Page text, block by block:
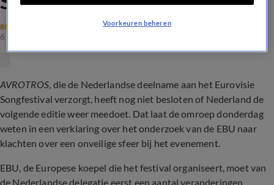
BN'ERS
6 juni 2024, 14:33
AVROTROS, die de Nederlandse deelname aan het Eurovisie
Songfestival verzorgt, heeft nog niet besloten of Nederland de
volgende editie weer meedoet. Dat laat de omroep donderdag
weten in een verklaring over het onderzoek van de EBU naar
klachten over een onveilige sfeer bij het evenement.
EBU, de Europese koepel die het festival organiseert, moet van
de Nederlandse delegatie eerst een aantal veranderingen
Voorkeuren beheren